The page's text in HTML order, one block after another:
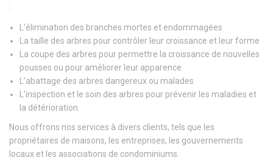
:
L’élimination des branches mortes et endommagées
La taille des arbres pour contrôler leur croissance et leur forme
La coupe des arbres pour permettre la croissance de nouvelles
pousses ou pour améliorer leur apparence
L’abattage des arbres dangereux ou malades
L’inspection et le soin des arbres pour prévenir les maladies et
la détérioration.
Nous offrons nos services à divers clients, tels que les
propriétaires de maisons, les entreprises, les gouvernements
locaux et les associations de condominiums.